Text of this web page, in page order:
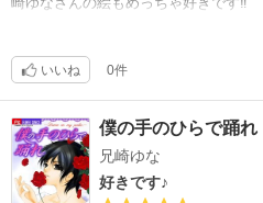
いいね 0件
僕の手のひらで踊れ
兄崎ゆな
好きです♪